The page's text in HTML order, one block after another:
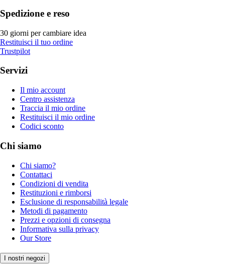
Spedizione e reso
30 giorni per cambiare idea
Restituisci il tuo ordine
Trustpilot
Servizi
Il mio account
Centro assistenza
Traccia il mio ordine
Restituisci il mio ordine
Codici sconto
Chi siamo
Chi siamo?
Contattaci
Condizioni di vendita
Restituzioni e rimborsi
Esclusione di responsabilità legale
Metodi di pagamento
Prezzi e opzioni di consegna
Informativa sulla privacy
Our Store
I nostri negozi